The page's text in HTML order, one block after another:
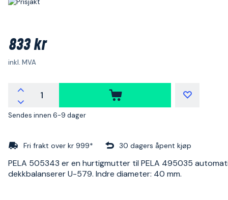
833 kr
inkl. MVA
Sendes innen 6-9 dager
Fri frakt over kr 999* 30 dagers åpent kjøp
PELA 505343 er en hurtigmutter til PELA 495035
dekkbalanserer U-579. Indre diameter: 40 mm.